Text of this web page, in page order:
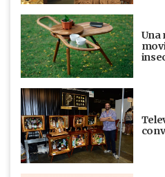
Una